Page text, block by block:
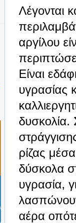
Λέγονται
αργίλου
Είναι
υγρασίας
δυσκολία.
ρίζας
δύσκολα
υγρασία,
αέρα